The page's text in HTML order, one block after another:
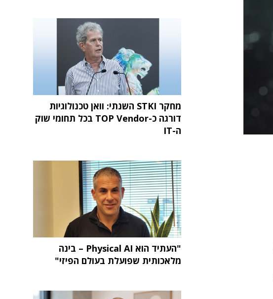
מחקר STKI השנתי: וואן טכנולוגיות
דורגה כ-TOP Vendor בכל תחומי שוק
ה-IT
"העתיד הוא Physical AI – בינה
מלאכותית שפועלת בעולם הפיזי"